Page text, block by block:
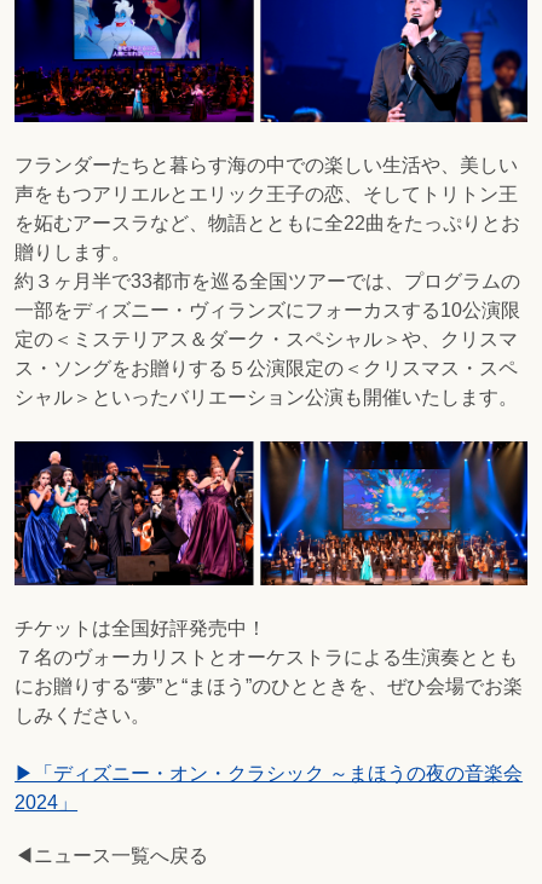
フランダーたちと暮らす海の中での楽しい生活や、美しい
声をもつアリエルとエリック王子の恋、そしてトリトン王
を妬むアースラなど、物語とともに全22曲をたっぷりとお
贈りします。
約３ヶ月半で33都市を巡る全国ツアーでは、プログラムの
一部をディズニー・ヴィランズにフォーカスする10公演限
定の＜ミステリアス＆ダーク・スペシャル＞や、クリスマ
ス・ソングをお贈りする５公演限定の＜クリスマス・スペ
シャル＞といったバリエーション公演も開催いたします。
チケットは全国好評発売中！
７名のヴォーカリストとオーケストラによる生演奏ととも
にお贈りする“夢”と“まほう”のひとときを、ぜひ会場でお楽
しみください。
▶「ディズニー・オン・クラシック ～まほうの夜の音楽会
2024」
◀ニュース一覧へ戻る